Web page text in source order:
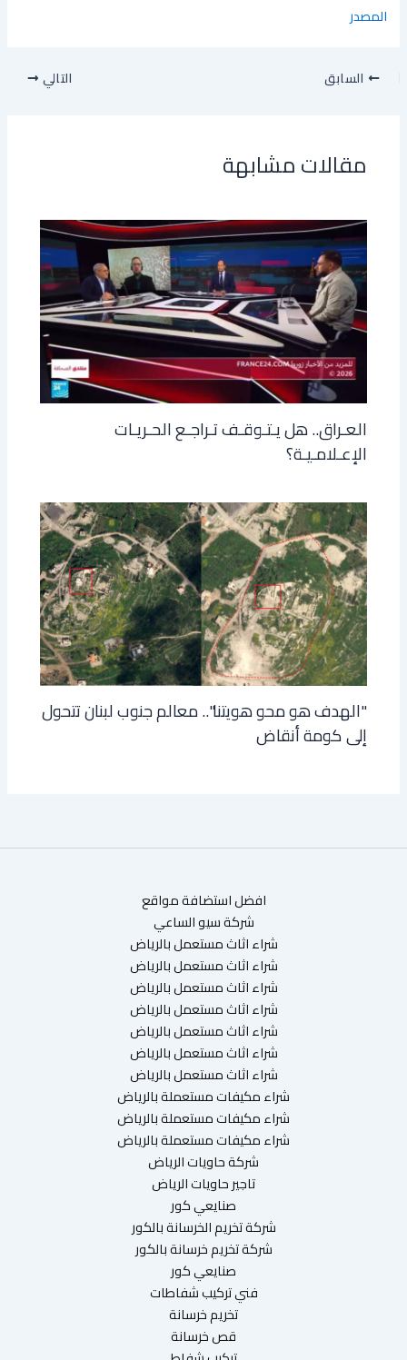
المصدر
السابق التالي
مقالات مشابهة
العـراق.. هل يـتـوقـف تـراجـع الحـريـات
الإعـلامـيـة؟
"الهدف هو محو هويتنا".. معالم جنوب لبنان تتحول
إلى كومة أنقاض
افضل استضافة مواقع
شركة سيو الساعي
شراء اثاث مستعمل بالرياض
شراء اثاث مستعمل بالرياض
شراء اثاث مستعمل بالرياض
شراء اثاث مستعمل بالرياض
شراء اثاث مستعمل بالرياض
شراء اثاث مستعمل بالرياض
شراء اثاث مستعمل بالرياض
شراء مكيفات مستعملة بالرياض
شراء مكيفات مستعملة بالرياض
شراء مكيفات مستعملة بالرياض
شركة حاويات الرياض
تاجير حاويات الرياض
صنايعي كور
شركة تخريم الخرسانة بالكور
شركة تخريم خرسانة بالكور
صنايعي كور
فني تركيب شفاطات
تخريم خرسانة
قص خرسانة